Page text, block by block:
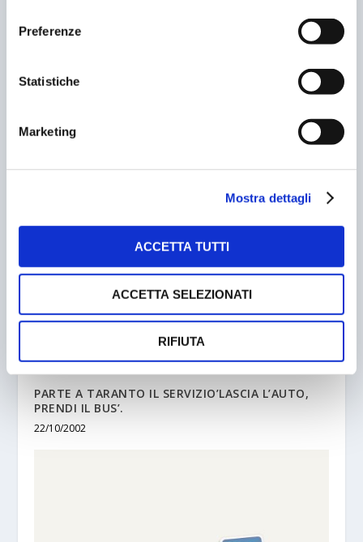
Preferenze
Statistiche
Marketing
Mostra dettagli
ACCETTA TUTTI
ACCETTA SELEZIONATI
RIFIUTA
ARRIVA SPT 400: IL NUOVO SISTEMA FIRMATO
23/11/2003
PARTE A TARANTO IL SERVIZIO’LASCIA L’AUTO,
PRENDI IL BUS’.
22/10/2002